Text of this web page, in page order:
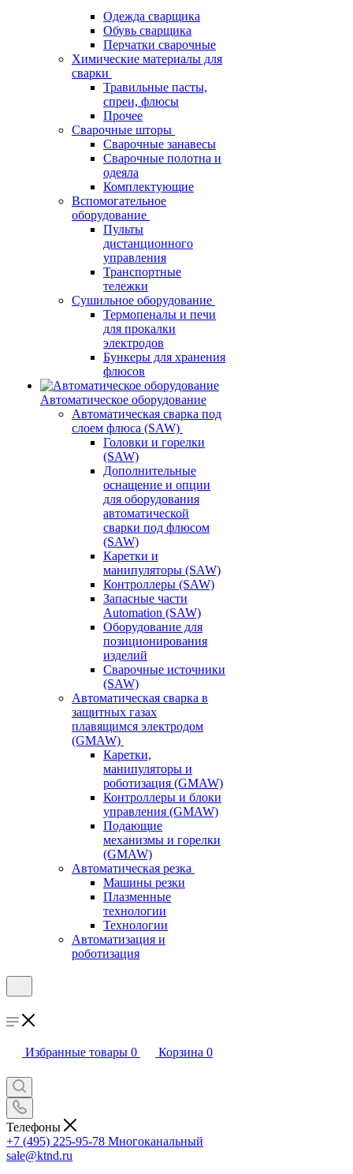
Одежда сварщика
Обувь сварщика
Перчатки сварочные
Химические материалы для
сварки
Травильные пасты,
спреи, флюсы
Прочее
Сварочные шторы
Сварочные занавесы
Сварочные полотна и
одеяла
Комплектующие
Вспомогательное
оборудование
Пульты
дистанционного
управления
Транспортные
тележки
Сушильное оборудование
Термопеналы и печи
для прокалки
электродов
Бункеры для хранения
флюсов
Автоматическое оборудование
Автоматическая сварка под
слоем флюса (SAW)
Головки и горелки
(SAW)
Дополнительные
оснащение и опции
для оборудования
автоматической
сварки под флюсом
(SAW)
Каретки и
манипуляторы (SAW)
Контроллеры (SAW)
Запасные части
Automation (SAW)
Оборудование для
позиционирования
изделий
Сварочные источники
(SAW)
Автоматическая сварка в
защитных газах
плавящимся электродом
(GMAW)
Каретки,
манипуляторы и
роботизация (GMAW)
Контроллеры и блоки
управления (GMAW)
Подающие
механизмы и горелки
(GMAW)
Автоматическая резка
Машины резки
Плазменные
технологии
Технологии
Автоматизация и
роботизация
Избранные товары 0 Корзина 0
Телефоны
+7 (495) 225-95-78 Многоканальный
sale@ktnd.ru